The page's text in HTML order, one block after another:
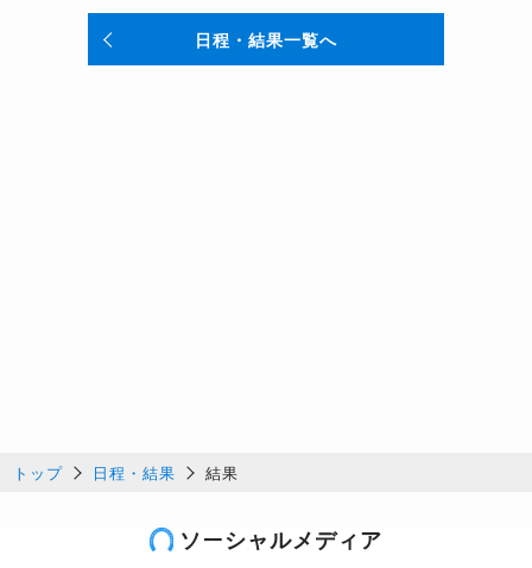
日程・結果一覧へ
トップ 日程・結果 結果
ソーシャルメディア